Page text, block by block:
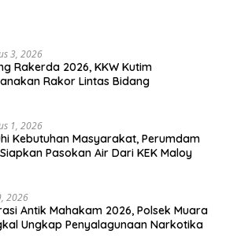
3, 2026
Rakerda 2026, KKW Kutim
Rakor Lintas Bidang
1, 2026
Kebutuhan Masyarakat, Perumdam
Pasokan Air Dari KEK Maloy
2026
Antik Mahakam 2026, Polsek Muara
Ungkap Penyalagunaan Narkotika